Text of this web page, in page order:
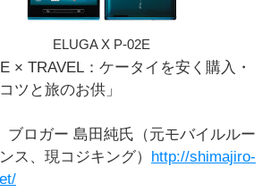
ELUGA X P-02E
× TRAVEL：ケータイを安く購入・
ツと旅のお供」
ロガー 島田純氏（元モバイルルー
ス、現コジキング） http://shimajiro-